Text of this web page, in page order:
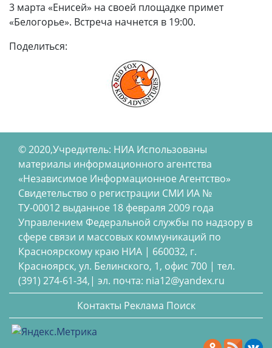
3 марта «Енисей» на своей площадке примет
«Белогорье». Встреча начнется в 19:00.
Поделиться:
© 2020,Учредитель: НИА Использованы
материалы информационного агентства
«Независимое Информационное Агентство»
Свидетельство о регистрации СМИ ИА №
ТУ-00012 выданное 18 февраля 2009 года
Управлением Федеральной службы по надзору в
сфере связи и массовых коммуникаций по
Красноярскому краю НИА | 660032, г.
Красноярск, ул. Белинского, 1, офис 700 | тел.
(391) 274-61-34,| эл. почта: nia12@yandex.ru
Контакты Реклама Поиск